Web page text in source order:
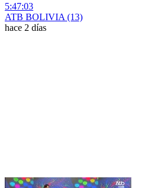
5:47:03
ATB BOLIVIA (13)
hace 2 días